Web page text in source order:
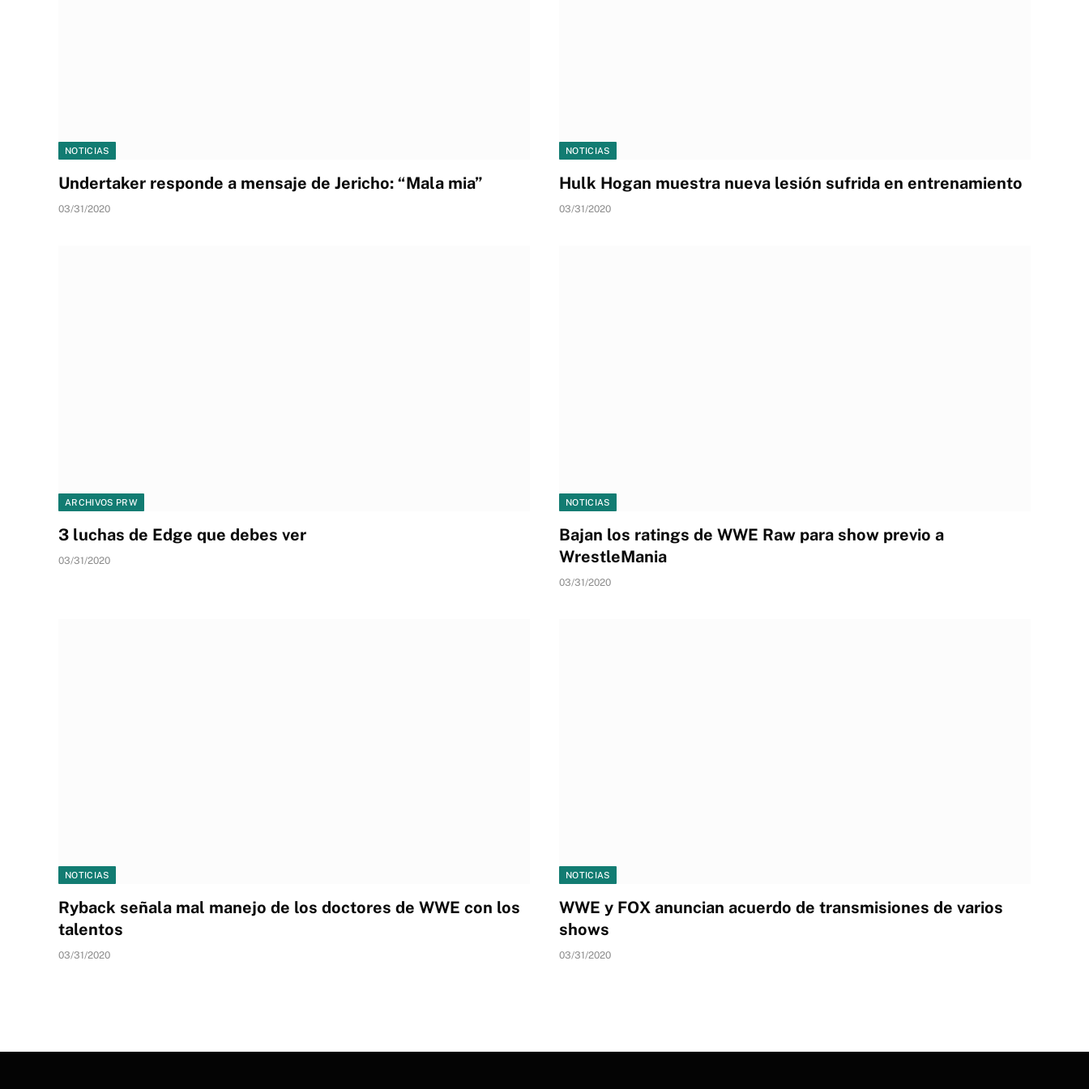
NOTICIAS
Undertaker responde a mensaje de Jericho: “Mala mia”
03/31/2020
NOTICIAS
Hulk Hogan muestra nueva lesión sufrida en entrenamiento
03/31/2020
ARCHIVOS PRW
3 luchas de Edge que debes ver
03/31/2020
NOTICIAS
Bajan los ratings de WWE Raw para show previo a
WrestleMania
03/31/2020
NOTICIAS
Ryback señala mal manejo de los doctores de WWE con los
talentos
03/31/2020
NOTICIAS
WWE y FOX anuncian acuerdo de transmisiones de varios
shows
03/31/2020